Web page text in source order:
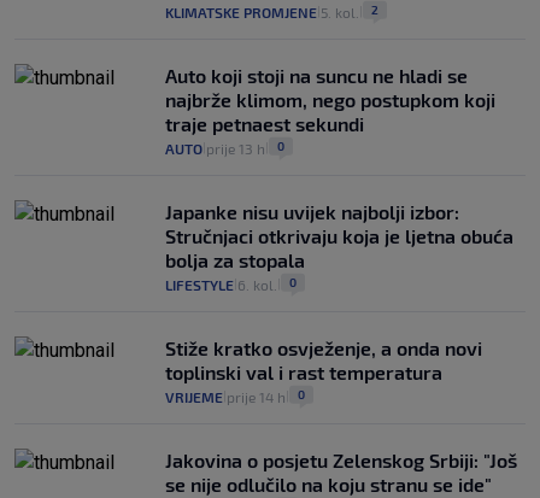
KLIMATSKE PROMJENE 5. kol. 2
Auto koji stoji na suncu ne hladi se
najbrže klimom, nego postupkom koji
traje petnaest sekundi
AUTO prije 13 h 0
Japanke nisu uvijek najbolji izbor:
Stručnjaci otkrivaju koja je ljetna obuća
bolja za stopala
LIFESTYLE 6. kol. 0
Stiže kratko osvježenje, a onda novi
toplinski val i rast temperatura
VRIJEME prije 14 h 0
Jakovina o posjetu Zelenskog Srbiji: "Još
se nije odlučilo na koju stranu se ide"